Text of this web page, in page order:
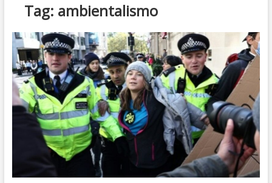
Tag: ambientalismo